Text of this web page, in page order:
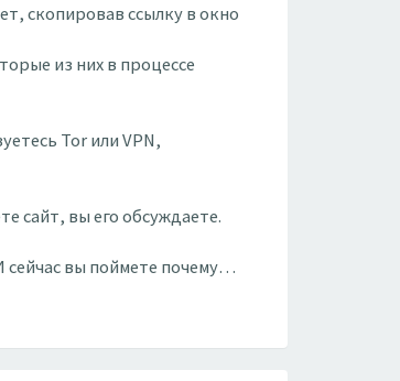
скопировав ссылку в окно
из них в процессе
Tor или VPN,
сайт, вы его обсуждаете.
сейчас вы поймете почему…